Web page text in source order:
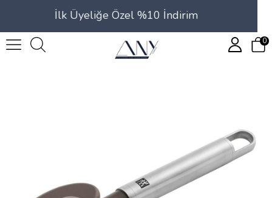
İlk Üyeliğe Özel %10 İndirim
0